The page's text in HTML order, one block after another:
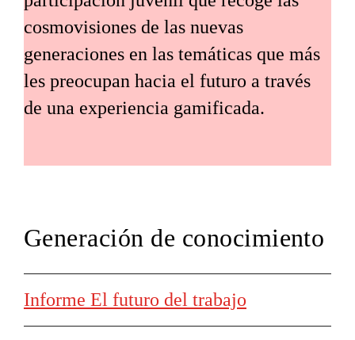
cosmovisiones de las nuevas
generaciones en las temáticas que más
les preocupan hacia el futuro a través
de una experiencia gamificada.
Generación de conocimiento
Informe El futuro del trabajo